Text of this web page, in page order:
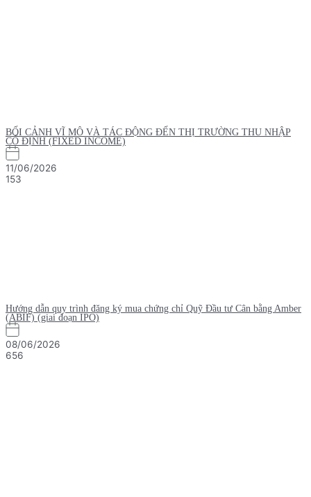
BỐI CẢNH VĨ MÔ VÀ TÁC ĐỘNG ĐẾN THỊ TRƯỜNG THU NHẬP
CỐ ĐỊNH (FIXED INCOME)
11/06/2026
153
Hướng dẫn quy trình đăng ký mua chứng chỉ Quỹ Đầu tư Cân bằng Amber
(ABIF) (giai đoạn IPO)
08/06/2026
656